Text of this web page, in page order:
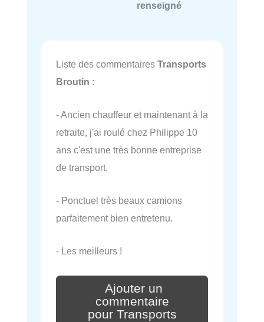
renseigné
Liste des commentaires Transports
Broutin :
- Ancien chauffeur et maintenant à la
retraite, j'ai roulé chez Philippe 10
ans c'est une très bonne entreprise
de transport.
- Ponctuel très beaux camions
parfaitement bien entretenu.
- Les meilleurs !
Ajouter un
commentaire
pour Transports